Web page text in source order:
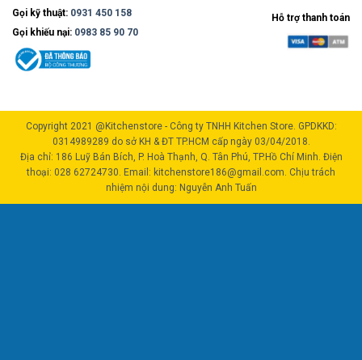
Gọi kỹ thuật: 0931 450 158
Gọi khiếu nại: 0983 85 90 70
Hỗ trợ thanh toán
Copyright 2021 @Kitchenstore - Công ty TNHH Kitchen Store. GPDKKD:
0314989289 do sở KH & ĐT TP.HCM cấp ngày 03/04/2018.
Địa chỉ: 186 Luỹ Bán Bích, P. Hoà Thạnh, Q. Tân Phú, TP.Hồ Chí Minh. Điện
thoại: 028 62724730. Email: kitchenstore186@gmail.com. Chịu trách
nhiệm nội dung: Nguyễn Anh Tuấn